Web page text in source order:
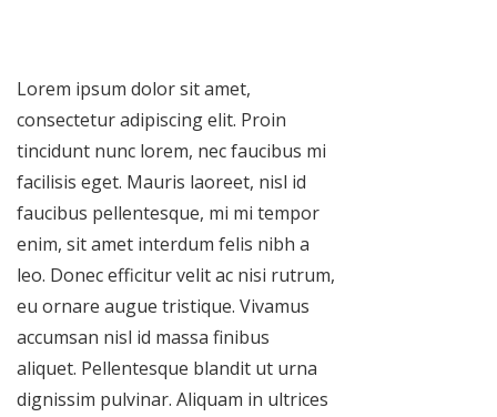
Lorem ipsum dolor sit amet,
consectetur adipiscing elit. Proin
tincidunt nunc lorem, nec faucibus mi
facilisis eget. Mauris laoreet, nisl id
faucibus pellentesque, mi mi tempor
enim, sit amet interdum felis nibh a
leo. Donec efficitur velit ac nisi rutrum,
eu ornare augue tristique. Vivamus
accumsan nisl id massa finibus
aliquet. Pellentesque blandit ut urna
dignissim pulvinar. Aliquam in ultrices